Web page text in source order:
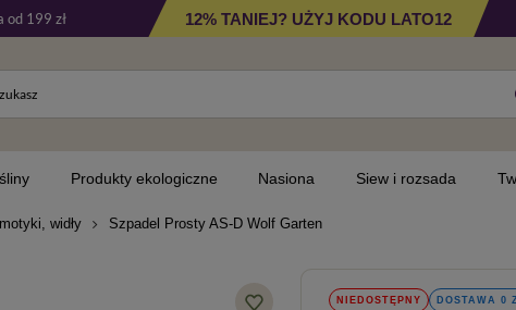
od 199 zł 12% TANIEJ? UŻYJ KODU LATO12
Produkty ekologiczne Nasiona Siew i rozsada
widły Szpadel Prosty AS-D Wolf Garten
NIEDOSTĘPNY DOSTAWA 0